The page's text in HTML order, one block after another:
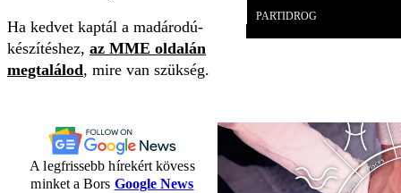
Ha kedvet kaptál a madárodú-
készítéshez, az MME oldalán
megtalálod, mire van szükség.
A legfrissebb hírekért kövess
minket a Bors Google News
PARTIDROG